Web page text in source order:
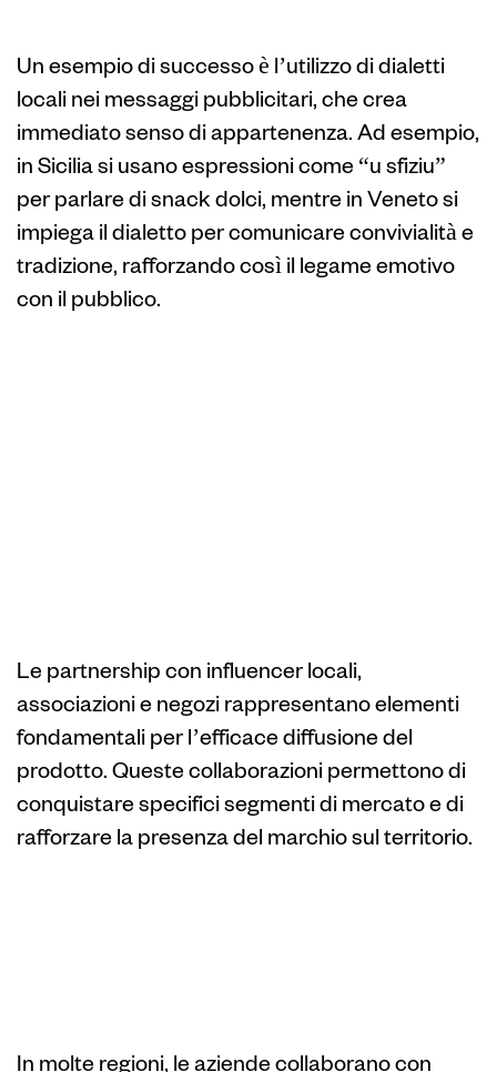
Un esempio di successo è l’utilizzo di dialetti
locali nei messaggi pubblicitari, che crea
immediato senso di appartenenza. Ad esempio,
in Sicilia si usano espressioni come “u sfiziu”
per parlare di snack dolci, mentre in Veneto si
impiega il dialetto per comunicare convivialità e
tradizione, rafforzando così il legame emotivo
con il pubblico.
Le partnership con influencer locali,
associazioni e negozi rappresentano elementi
fondamentali per l’efficace diffusione del
prodotto. Queste collaborazioni permettono di
conquistare specifici segmenti di mercato e di
rafforzare la presenza del marchio sul territorio.
In molte regioni, le aziende collaborano con